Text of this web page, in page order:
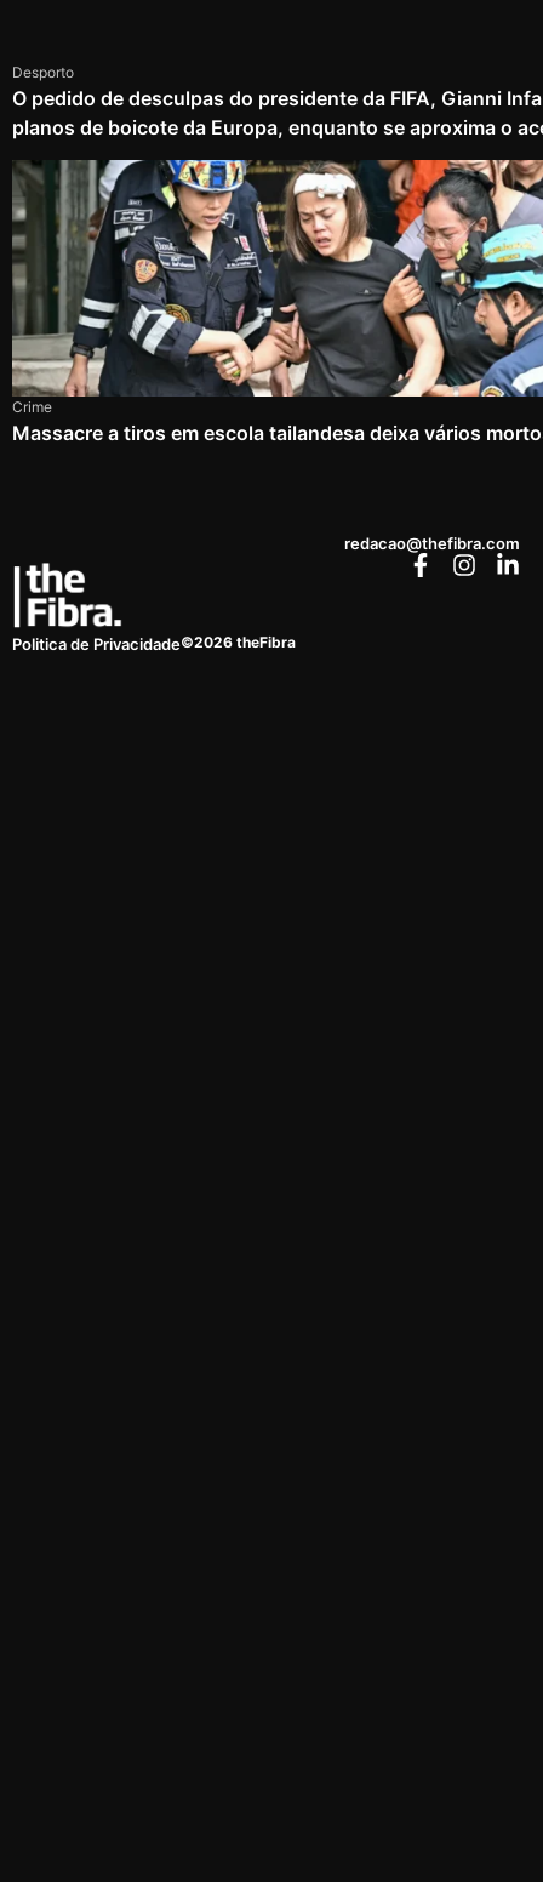
Desporto
O pedido de desculpas do presidente da FIFA, Gianni
planos de boicote da Europa, enquanto se aproxima o
Crime
Massacre a tiros em escola tailandesa deixa vários
redacao@thefibra.com
Politica de Privacidade©2026 theFibra